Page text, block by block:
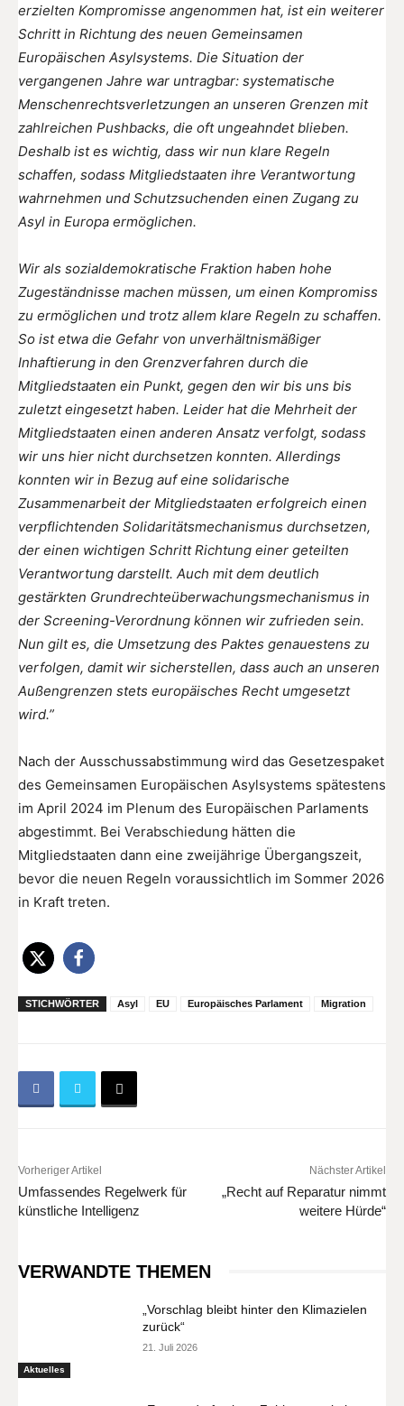
erzielten Kompromisse angenommen hat, ist ein weiterer
Schritt in Richtung des neuen Gemeinsamen
Europäischen Asylsystems. Die Situation der
vergangenen Jahre war untragbar: systematische
Menschenrechtsverletzungen an unseren Grenzen mit
zahlreichen Pushbacks, die oft ungeahndet blieben.
Deshalb ist es wichtig, dass wir nun klare Regeln
schaffen, sodass Mitgliedstaaten ihre Verantwortung
wahrnehmen und Schutzsuchenden einen Zugang zu
Asyl in Europa ermöglichen.
Wir als sozialdemokratische Fraktion haben hohe
Zugeständnisse machen müssen, um einen Kompromiss
zu ermöglichen und trotz allem klare Regeln zu schaffen.
So ist etwa die Gefahr von unverhältnismäßiger
Inhaftierung in den Grenzverfahren durch die
Mitgliedstaaten ein Punkt, gegen den wir bis uns bis
zuletzt eingesetzt haben. Leider hat die Mehrheit der
Mitgliedstaaten einen anderen Ansatz verfolgt, sodass
wir uns hier nicht durchsetzen konnten. Allerdings
konnten wir in Bezug auf eine solidarische
Zusammenarbeit der Mitgliedstaaten erfolgreich einen
verpflichtenden Solidaritätsmechanismus durchsetzen,
der einen wichtigen Schritt Richtung einer geteilten
Verantwortung darstellt. Auch mit dem deutlich
gestärkten Grundrechteüberwachungsmechanismus in
der Screening-Verordnung können wir zufrieden sein.
Nun gilt es, die Umsetzung des Paktes genauestens zu
verfolgen, damit wir sicherstellen, dass auch an unseren
Außengrenzen stets europäisches Recht umgesetzt
wird.”
Nach der Ausschussabstimmung wird das Gesetzespaket
des Gemeinsamen Europäischen Asylsystems spätestens
im April 2024 im Plenum des Europäischen Parlaments
abgestimmt. Bei Verabschiedung hätten die
Mitgliedstaaten dann eine zweijährige Übergangszeit,
bevor die neuen Regeln voraussichtlich im Sommer 2026
in Kraft treten.
STICHWÖRTER Asyl EU Europäisches Parlament Migration
Vorheriger Artikel
Umfassendes Regelwerk für
künstliche Intelligenz
Nächster Artikel
„Recht auf Reparatur nimmt
weitere Hürde“
VERWANDTE THEMEN
Aktuelles
„Vorschlag bleibt hinter den Klimazielen
zurück“
21. Juli 2026